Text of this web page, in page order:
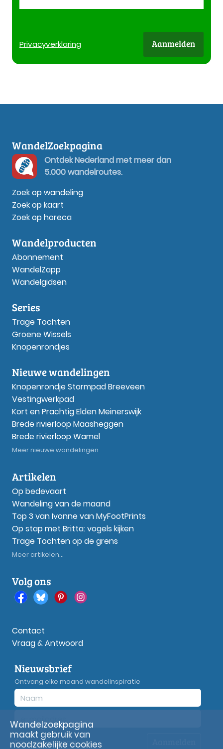
Privacyverklaring Aanmelden
WandelZoekpagina
Ontdek Nederland met meer dan
5.000 wandelroutes.
Zoek op wandeling
Zoek op kaart
Zoek op horeca
Wandelproducten
Abonnement
WandelZapp
Wandelgidsen
Series
Trage Tochten
Groene Wissels
Knopenrondjes
Nieuwe wandelingen
Knopenrondje Stormpad Breeveen
Vestingwerkpad
Kort en Prachtig Elden Meinerswijk
Brede rivierloop Maasheggen
Brede rivierloop Wamel
Meer nieuwe wandelingen
Artikelen
Op bedevaart
Wandeling van de maand
Top 3 van Ivonne van MyFootPrints
Op stap met Britta: vogels kijken
Trage Tochten op de grens
Meer artikelen...
Volg ons
Contact
Vraag & Antwoord
Nieuwsbrief
Ontvang elke maand wandelinspiratie
Privacyverklaring
Wandelzoekpagina
maakt gebruik van
noodzakelijke cookies